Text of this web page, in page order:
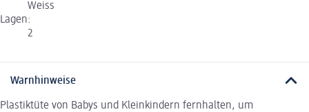
Weiss
Lagen:
2
Warnhinweise
Plastiktüte von Babys und Kleinkindern fernhalten, um